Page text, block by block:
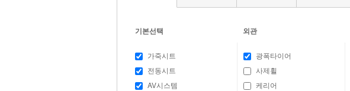
기본선택 외관
가죽시트
전동시트
AV시스템
광폭타이어
사제휠
케리어